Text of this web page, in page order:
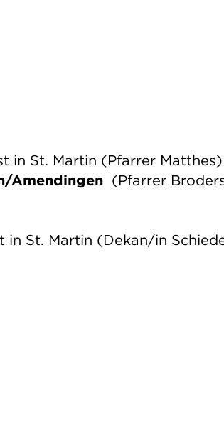
in St. Martin (Pfarrer Matthes)
Amendingen (Pfarrer
St. Martin (Dekan/in